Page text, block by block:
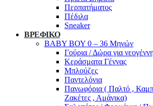
Περπατήματος
Πέδιλα
Sneaker
ΒΡΕΦΙΚΟ
ΒΑΒΥ ΒΟΥ 0 – 36 Μηνών
Γούρια / Δώρα για
Κεράσματα Γέννας
Μπλούζες
Παντελόνια
Πανωφόρια ( Παλτό ,
Ζακέτες , Αμάνικα)